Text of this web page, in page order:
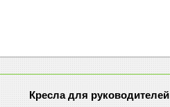
Кресла для руководителей